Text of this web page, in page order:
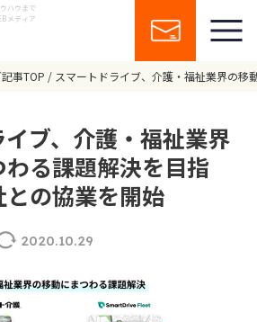
ハウまで
メディア
事TOP スマートドライブ、介護・福祉業界の移
ブ、介護・福祉業界
る課題解決を目指
との協業を開始
2020.10.29